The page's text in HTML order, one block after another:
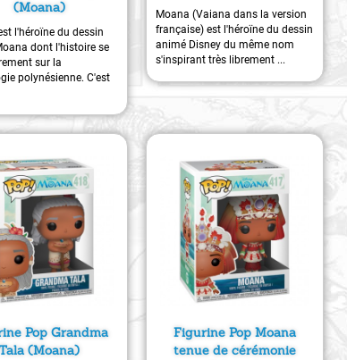
(Moana)
l'héroïne du dessin
dont l'histoire se
sur la
polynésienne. C'est
Moana (Vaiana dans la version
française) est l'héroïne du dessin
animé Disney du même nom
s'inspirant très librement ...
Pop Grandma
(Moana)
Figurine Pop Moana
tenue de cérémonie